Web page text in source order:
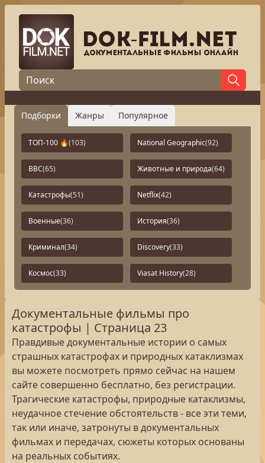
Подборки Жанры Популярное
ТОП-100 🔥(103) National Geographic(92)
BBC(65) Животные и природа(64)
Катастрофы(51) Netflix(42)
Военные(36) История(36)
Криминал(34) Discovery(33)
Космос(33) Viasat History(28)
Документальные фильмы про
катастрофы | Страница 23
Правдивые документальные истории о самых
страшных катастрофах и природных катаклизмах
вы можете посмотреть прямо сейчас на нашем
сайте совершенно бесплатно, без регистрации.
Трагические катастрофы, природные катаклизмы,
неудачное стечение обстоятельств - все эти теми,
так или иначе, затронуты в документальных
фильмах и передачах, сюжеты которых основаны
на реальных событиях.